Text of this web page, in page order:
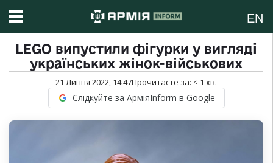
EN
LEGO випустили фігурки у вигляді
українських жінок-військових
21 Липня 2022, 14:47Прочитаєте за: < 1 хв.
Слідкуйте за АрміяInform в Google